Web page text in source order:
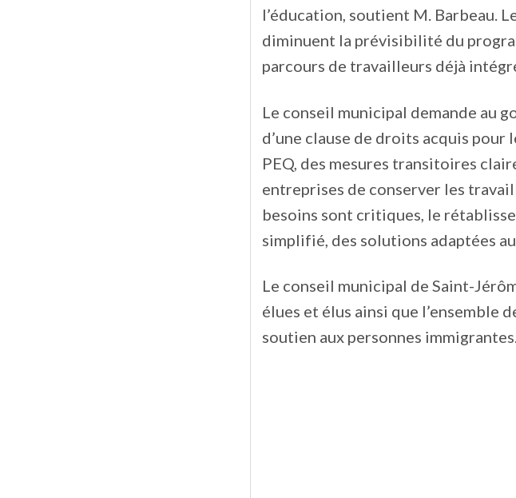
l’éducation, soutient M. Barbeau.
diminuent la prévisibilité du
parcours de travailleurs déjà
Le conseil municipal demande au
d’une clause de droits acquis pour
PEQ, des mesures transitoires
entreprises de conserver les
besoins sont critiques, le
simplifié, des solutions adaptées
Le conseil municipal de Saint-
élues et élus ainsi que l’ensemble
soutien aux personnes